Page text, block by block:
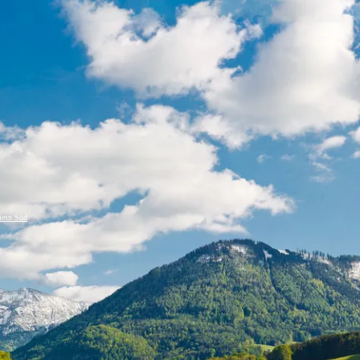
& Verkehr
im Kurpark
Tourismus
Süd